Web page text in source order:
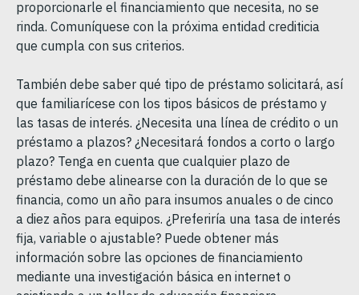
proporcionarle el financiamiento que necesita, no se
rinda. Comuníquese con la próxima entidad crediticia
que cumpla con sus criterios.
También debe saber qué tipo de préstamo solicitará, así
que familiarícese con los tipos básicos de préstamo y
las tasas de interés. ¿Necesita una línea de crédito o un
préstamo a plazos? ¿Necesitará fondos a corto o largo
plazo? Tenga en cuenta que cualquier plazo de
préstamo debe alinearse con la duración de lo que se
financia, como un año para insumos anuales o de cinco
a diez años para equipos. ¿Preferiría una tasa de interés
fija, variable o ajustable? Puede obtener más
información sobre las opciones de financiamiento
mediante una investigación básica en internet o